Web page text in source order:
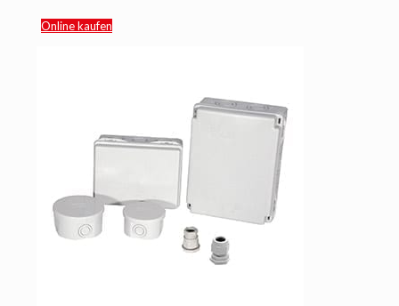
Online kaufen